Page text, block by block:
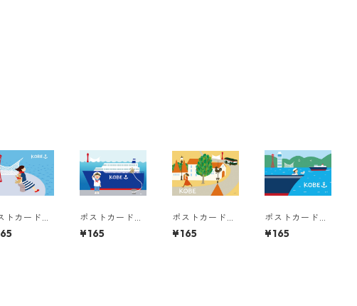
トカード
1
ポストカード
神戸2
¥165
ポストカード
神戸5
¥165
ポストカード
神戸3
¥165